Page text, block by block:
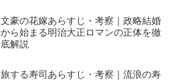
文豪の花嫁あらすじ・考察｜政略結婚
から始まる明治大正ロマンの正体を徹
底解説
旅する寿司あらすじ・考察｜流浪の寿